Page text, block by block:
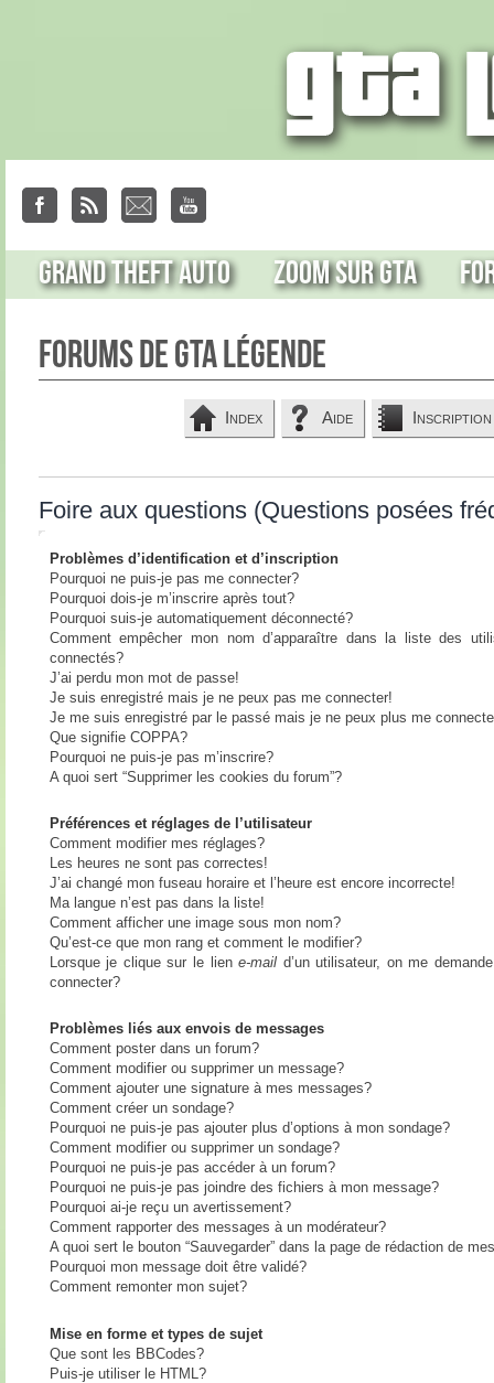
Grand Theft Auto Zoom sur GTA
Forums de GTA Légende
Index Aide Inscription
Foire aux questions (Questions posées
Problèmes d’identification et d’inscription
Pourquoi ne puis-je pas me connecter?
Pourquoi dois-je m’inscrire après tout?
Pourquoi suis-je automatiquement déconnecté?
Comment empêcher mon nom d’apparaître dans la liste des
connectés?
J’ai perdu mon mot de passe!
Je suis enregistré mais je ne peux pas me connecter!
Je me suis enregistré par le passé mais je ne peux plus me
Que signifie COPPA?
Pourquoi ne puis-je pas m’inscrire?
A quoi sert “Supprimer les cookies du forum”?
Préférences et réglages de l’utilisateur
Comment modifier mes réglages?
Les heures ne sont pas correctes!
J’ai changé mon fuseau horaire et l’heure est encore incorrecte!
Ma langue n’est pas dans la liste!
Comment afficher une image sous mon nom?
Qu’est-ce que mon rang et comment le modifier?
Lorsque je clique sur le liene-mail d’un utilisateur, on me
connecter?
Problèmes liés aux envois de messages
Comment poster dans un forum?
Comment modifier ou supprimer un message?
Comment ajouter une signature à mes messages?
Comment créer un sondage?
Pourquoi ne puis-je pas ajouter plus d’options à mon sondage?
Comment modifier ou supprimer un sondage?
Pourquoi ne puis-je pas accéder à un forum?
Pourquoi ne puis-je pas joindre des fichiers à mon message?
Pourquoi ai-je reçu un avertissement?
Comment rapporter des messages à un modérateur?
A quoi sert le bouton “Sauvegarder” dans la page de rédaction de
Pourquoi mon message doit être validé?
Comment remonter mon sujet?
Mise en forme et types de sujet
Que sont les BBCodes?
Puis-je utiliser le HTML?